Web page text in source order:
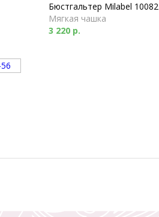
Бюстгальтер Milabel 10082
Мягкая чашка
3 220 р.